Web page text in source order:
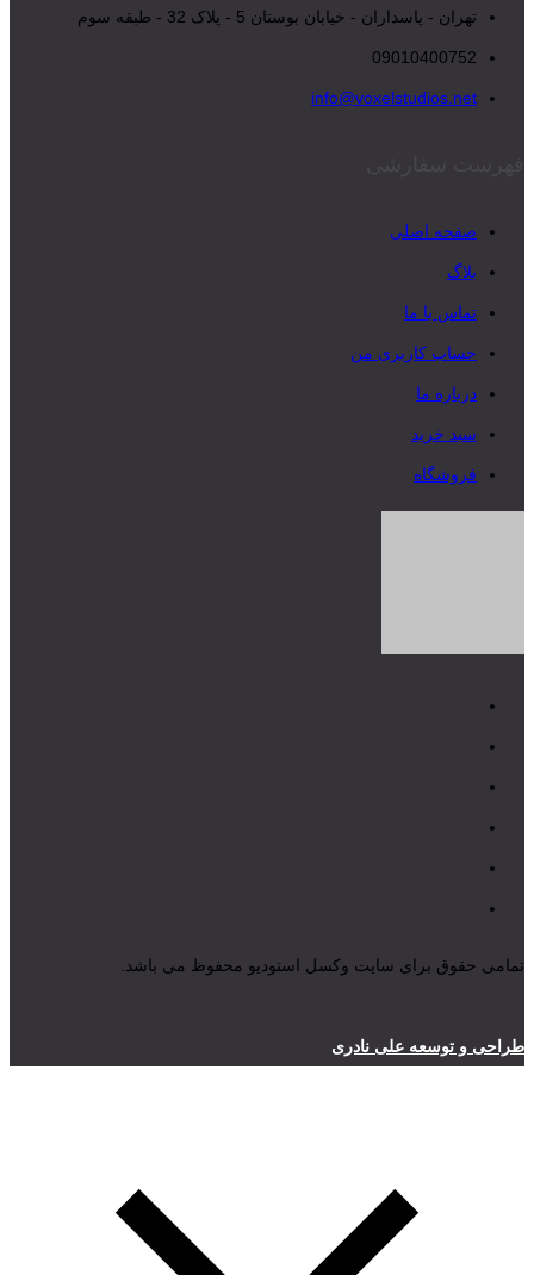
تهران - پاسداران - خیابان بوستان 5 - پلاک 32 - طبقه سوم
09010400752
info@voxelstudios.net
صفحه اصلی
بلاگ
تماس با ما
حساب کاربری من
درباره ما
سبد خرید
فروشگاه
تمامی حقوق برای سایت وکسل استودیو محفوظ می باشد.
طراحی و توسعه علی نادری